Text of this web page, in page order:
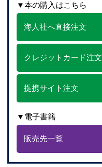
▼本の購入はこちら
海人社へ直接注文
クレジットカード注文
提携サイト注文
▼電子書籍
販売先一覧